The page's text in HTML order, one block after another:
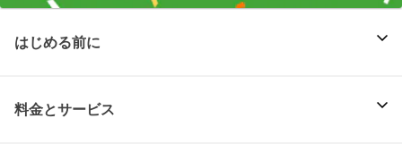
はじめる前に
料金とサービス